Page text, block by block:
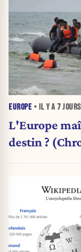
EUROPE • IL Y A 7 JOURS
L'Europe
destin ?